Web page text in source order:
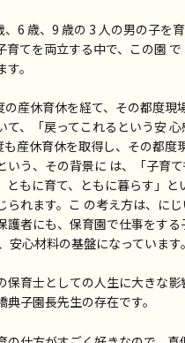
、6 歳、9 歳の 3 人の男の子を
育てを両立する中で、この園
。
の産休育休を経て、その都度現
て、「戻ってこれるという安 心
も産休育休を取得し、その都度
いう、その背景に は、「子育
ともに育て、ともに暮らす」と
られます。こ の考え方は、に
護者にも、保育園で仕事をする
安心材料の基盤になっています。
保育士としての人生に大きな
子園長先生の存在です。